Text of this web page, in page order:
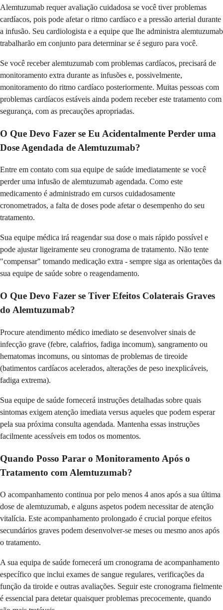
Alemtuzumab requer avaliação cuidadosa se você tiver problemas
cardíacos, pois pode afetar o ritmo cardíaco e a pressão arterial durante
a infusão. Seu cardiologista e a equipe que lhe administra alemtuzumab
trabalharão em conjunto para determinar se é seguro para você.
Se você receber alemtuzumab com problemas cardíacos, precisará de
monitoramento extra durante as infusões e, possivelmente,
monitoramento do ritmo cardíaco posteriormente. Muitas pessoas com
problemas cardíacos estáveis ainda podem receber este tratamento com
segurança, com as precauções apropriadas.
O Que Devo Fazer se Eu Acidentalmente Perder uma
Dose Agendada de Alemtuzumab?
Entre em contato com sua equipe de saúde imediatamente se você
perder uma infusão de alemtuzumab agendada. Como este
medicamento é administrado em cursos cuidadosamente
cronometrados, a falta de doses pode afetar o desempenho do seu
tratamento.
Sua equipe médica irá reagendar sua dose o mais rápido possível e
pode ajustar ligeiramente seu cronograma de tratamento. Não tente
"compensar" tomando medicação extra - sempre siga as orientações da
sua equipe de saúde sobre o reagendamento.
O Que Devo Fazer se Tiver Efeitos Colaterais Graves
do Alemtuzumab?
Procure atendimento médico imediato se desenvolver sinais de
infecção grave (febre, calafrios, fadiga incomum), sangramento ou
hematomas incomuns, ou sintomas de problemas de tireoide
(batimentos cardíacos acelerados, alterações de peso inexplicáveis,
fadiga extrema).
Sua equipe de saúde fornecerá instruções detalhadas sobre quais
sintomas exigem atenção imediata versus aqueles que podem esperar
pela sua próxima consulta agendada. Mantenha essas instruções
facilmente acessíveis em todos os momentos.
Quando Posso Parar o Monitoramento Após o
Tratamento com Alemtuzumab?
O acompanhamento continua por pelo menos 4 anos após a sua última
dose de alemtuzumab, e alguns aspetos podem necessitar de atenção
vitalícia. Este acompanhamento prolongado é crucial porque efeitos
secundários graves podem desenvolver-se meses ou mesmo anos após
o tratamento.
A sua equipa de saúde fornecerá um cronograma de acompanhamento
específico que inclui exames de sangue regulares, verificações da
função da tiroide e outras avaliações. Seguir este cronograma fielmente
é essencial para detetar quaisquer problemas precocemente, quando